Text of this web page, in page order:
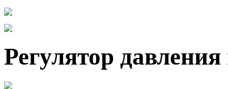
Регулятор